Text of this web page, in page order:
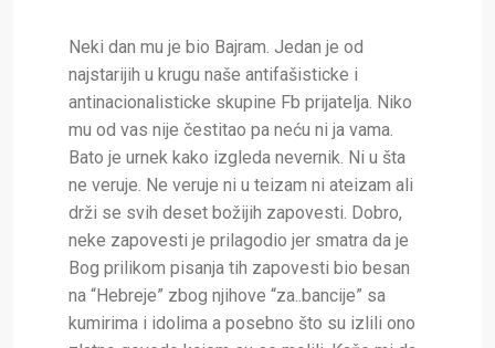
Neki dan mu je bio Bajram. Jedan je od
najstarijih u krugu naše antifašisticke i
antinacionalisticke skupine Fb prijatelja. Niko
mu od vas nije čestitao pa neću ni ja vama.
Bato je urnek kako izgleda nevernik. Ni u šta
ne veruje. Ne veruje ni u teizam ni ateizam ali
drži se svih deset božijih zapovesti. Dobro,
neke zapovesti je prilagodio jer smatra da je
Bog prilikom pisanja tih zapovesti bio besan
na “Hebreje” zbog njihove “za..bancije” sa
kumirima i idolima a posebno što su izlili ono